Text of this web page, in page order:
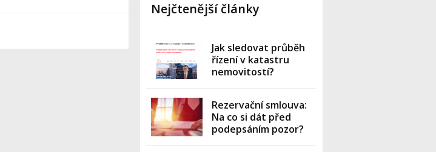
Nejčtenější články
Jak sledovat průběh
řízení v katastru
nemovitostí?
Rezervační smlouva:
Na co si dát před
podepsáním pozor?